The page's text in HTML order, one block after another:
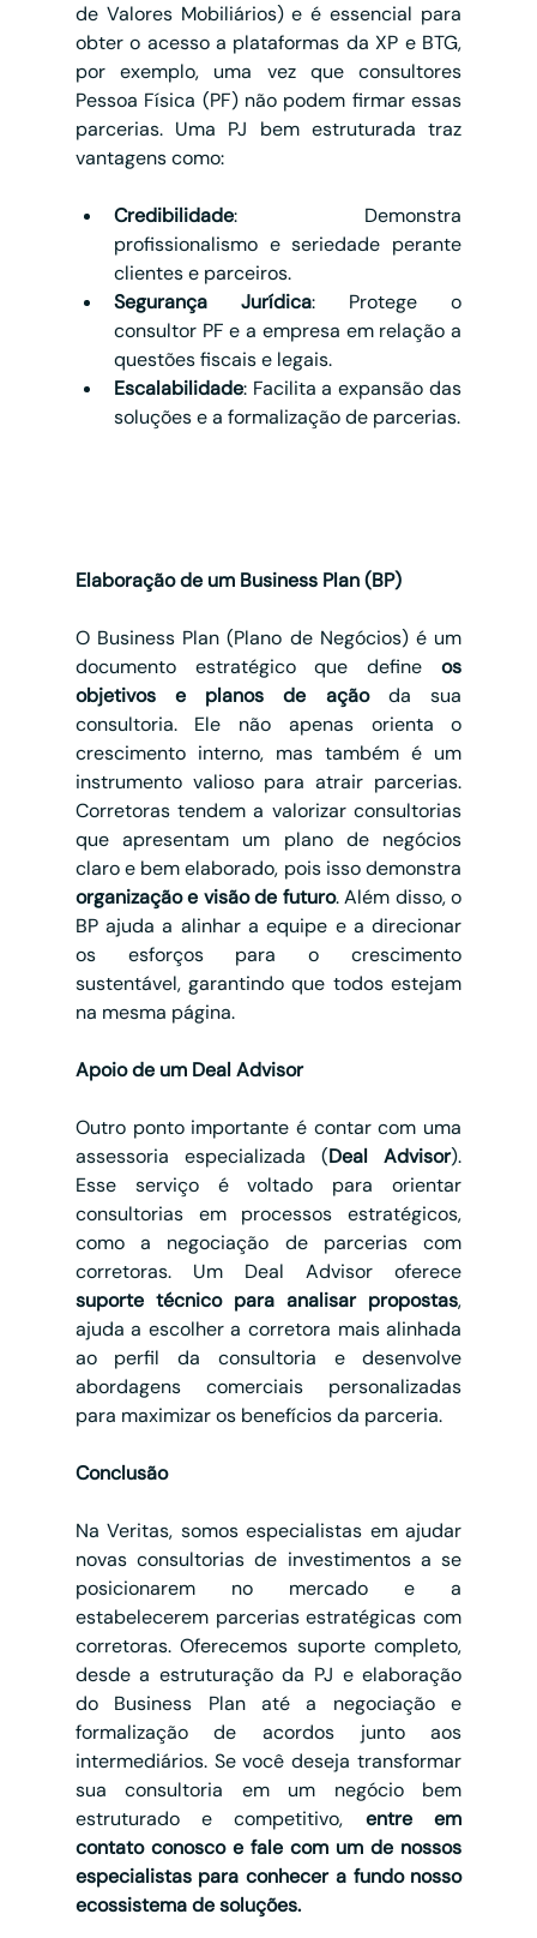
de Valores Mobiliários) e é essencial para
obter o acesso a plataformas da XP e BTG,
por exemplo, uma vez que consultores
Pessoa Física (PF) não podem firmar essas
parcerias. Uma PJ bem estruturada traz
vantagens como:
Credibilidade: Demonstra
profissionalismo e seriedade perante
clientes e parceiros.
Segurança Jurídica: Protege o
consultor PF e a empresa em relação a
questões fiscais e legais.
Escalabilidade: Facilita a expansão das
soluções e a formalização de parcerias.
Elaboração de um Business Plan (BP)
O Business Plan (Plano de Negócios) é um
documento estratégico que define os
objetivos e planos de ação da sua
consultoria. Ele não apenas orienta o
crescimento interno, mas também é um
instrumento valioso para atrair parcerias.
Corretoras tendem a valorizar consultorias
que apresentam um plano de negócios
organização e visão de futuro. Além disso, o
BP ajuda a alinhar a equipe e a direcionar
os esforços para o crescimento
sustentável, garantindo que todos estejam
na mesma página.
Apoio de um Deal Advisor
Outro ponto importante é contar com uma
assessoria especializada (Deal Advisor).
Esse serviço é voltado para orientar
consultorias em processos estratégicos,
como a negociação de parcerias com
suporte técnico para analisar propostas,
ajuda a escolher a corretora mais alinhada
ao perfil da consultoria e desenvolve
abordagens comerciais personalizadas
para maximizar os benefícios da parceria.
Conclusão
Na Veritas, somos especialistas em ajudar
novas consultorias de investimentos a se
posicionarem no mercado e a
estabelecerem parcerias estratégicas com
corretoras. Oferecemos suporte completo,
desde a estruturação da PJ e elaboração
do Business Plan até a negociação e
formalização de acordos junto aos
intermediários. Se você deseja transformar
sua consultoria em um negócio bem
estruturado e competitivo, entre em
contato conosco e fale com um de nossos
especialistas para conhecer a fundo nosso
ecossistema de soluções.